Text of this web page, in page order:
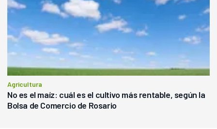
Agricultura
No es el maíz: cuál es el cultivo más rentable, según la
Bolsa de Comercio de Rosario